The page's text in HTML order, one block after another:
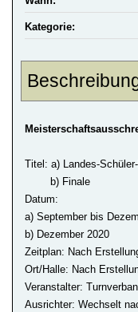
Kategorie:
Titel: a) Landes-
b) Finale
Datum:
a) September bis
b) Dezember 2020
Zeitplan: Nach
Ort/Halle: Nach
Veranstalter:
Ausrichter: Wechselt